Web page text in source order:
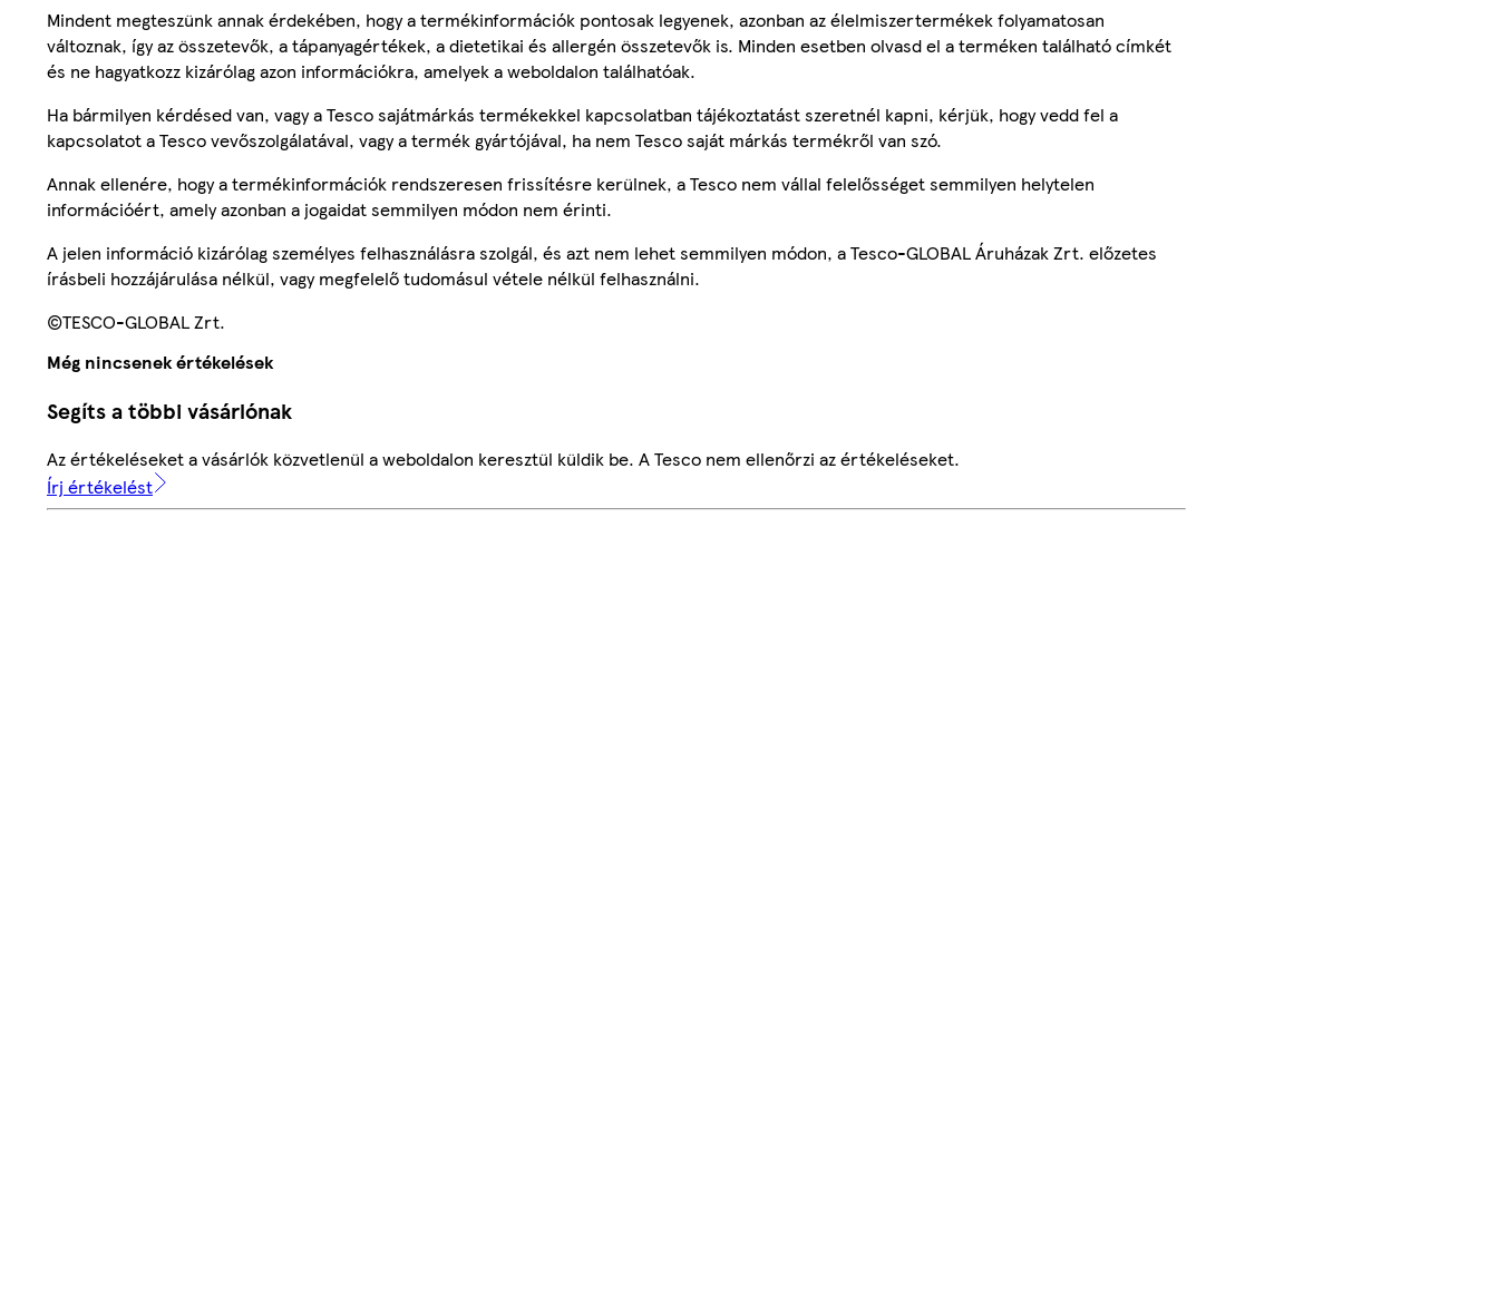
Mindent megteszünk annak érdekében, hogy a termékinformációk pontosak legyenek, azonban az élelmiszertermékek folyamatosan
változnak, így az összetevők, a tápanyagértékek, a dietetikai és allergén összetevők is. Minden esetben olvasd el a terméken található címkét
és ne hagyatkozz kizárólag azon információkra, amelyek a weboldalon találhatóak.
Ha bármilyen kérdésed van, vagy a Tesco sajátmárkás termékekkel kapcsolatban tájékoztatást szeretnél kapni, kérjük, hogy vedd fel a
kapcsolatot a Tesco vevőszolgálatával, vagy a termék gyártójával, ha nem Tesco saját márkás termékről van szó.
Annak ellenére, hogy a termékinformációk rendszeresen frissítésre kerülnek, a Tesco nem vállal felelősséget semmilyen helytelen
információért, amely azonban a jogaidat semmilyen módon nem érinti.
A jelen információ kizárólag személyes felhasználásra szolgál, és azt nem lehet semmilyen módon, a Tesco-GLOBAL Áruházak Zrt. előzetes
írásbeli hozzájárulása nélkül, vagy megfelelő tudomásul vétele nélkül felhasználni.
©TESCO-GLOBAL Zrt.
Még nincsenek értékelések
Segíts a többi vásárlónak
Az értékeléseket a vásárlók közvetlenül a weboldalon keresztül küldik be. A Tesco nem ellenőrzi az értékeléseket.
Írj értékelést